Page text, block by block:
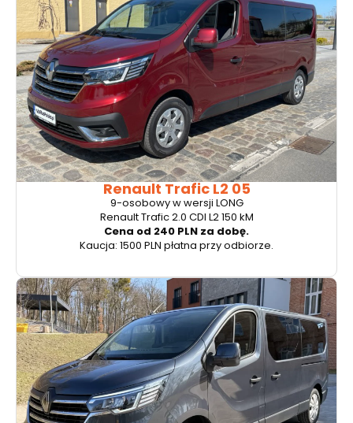
Renault Trafic L2 05
9-osobowy w wersji LONG
Renault Trafic 2.0 CDI L2 150 kM
Cena od 240 PLN za dobę.
Kaucja: 1500 PLN płatna przy odbiorze.